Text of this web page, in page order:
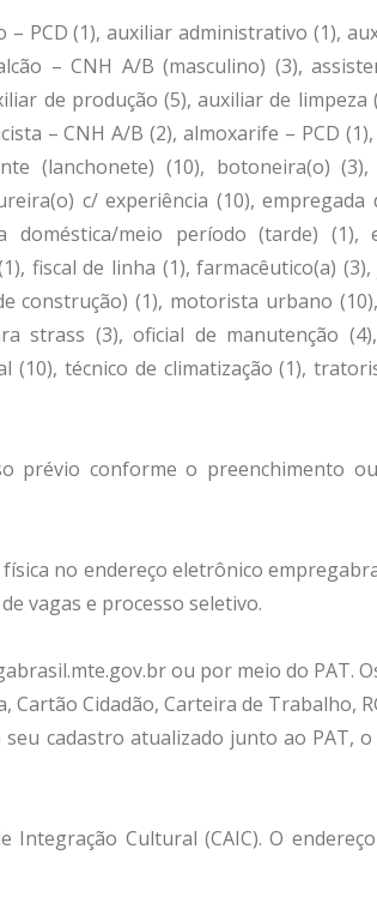
PCD (1), auxiliar administrativo (1),
– CNH A/B (masculino) (3),
de produção (5), auxiliar de limpeza
– CNH A/B (2), almoxarife – PCD
(lanchonete) (10), botoneira(o) (3),
c/ experiência (10), empregada
doméstica/meio período (tarde) (1),
fiscal de linha (1), farmacêutico(a)
construção) (1), motorista urbano
strass (3), oficial de manutenção
(10), técnico de climatização (1),
prévio conforme o preenchimento
no endereço eletrônico
vagas e processo seletivo.
ou por meio do PAT.
Cartão Cidadão, Carteira de Trabalho,
cadastro atualizado junto ao PAT,
Integração Cultural (CAIC). O